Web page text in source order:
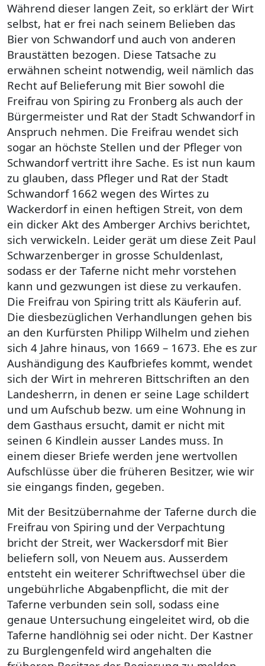
Während dieser langen Zeit, so erklärt der Wirt
selbst, hat er frei nach seinem Belieben das
Bier von Schwandorf und auch von anderen
Braustätten bezogen. Diese Tatsache zu
erwähnen scheint notwendig, weil nämlich das
Recht auf Belieferung mit Bier sowohl die
Freifrau von Spiring zu Fronberg als auch der
Bürgermeister und Rat der Stadt Schwandorf in
Anspruch nehmen. Die Freifrau wendet sich
sogar an höchste Stellen und der Pfleger von
Schwandorf vertritt ihre Sache. Es ist nun kaum
zu glauben, dass Pfleger und Rat der Stadt
Schwandorf 1662 wegen des Wirtes zu
Wackerdorf in einen heftigen Streit, von dem
ein dicker Akt des Amberger Archivs berichtet,
sich verwickeln. Leider gerät um diese Zeit Paul
Schwarzenberger in grosse Schuldenlast,
sodass er der Taferne nicht mehr vorstehen
kann und gezwungen ist diese zu verkaufen.
Die Freifrau von Spiring tritt als Käuferin auf.
Die diesbezüglichen Verhandlungen gehen bis
an den Kurfürsten Philipp Wilhelm und ziehen
sich 4 Jahre hinaus, von 1669 – 1673. Ehe es zur
Aushändigung des Kaufbriefes kommt, wendet
sich der Wirt in mehreren Bittschriften an den
Landesherrn, in denen er seine Lage schildert
und um Aufschub bezw. um eine Wohnung in
dem Gasthaus ersucht, damit er nicht mit
seinen 6 Kindlein ausser Landes muss. In
einem dieser Briefe werden jene wertvollen
Aufschlüsse über die früheren Besitzer, wie wir
sie eingangs finden, gegeben.
Mit der Besitzübernahme der Taferne durch die
Freifrau von Spiring und der Verpachtung
bricht der Streit, wer Wackersdorf mit Bier
beliefern soll, von Neuem aus. Ausserdem
entsteht ein weiterer Schriftwechsel über die
ungebührliche Abgabenpflicht, die mit der
Taferne verbunden sein soll, sodass eine
genaue Untersuchung eingeleitet wird, ob die
Taferne handlöhnig sei oder nicht. Der Kastner
zu Burglengenfeld wird angehalten die